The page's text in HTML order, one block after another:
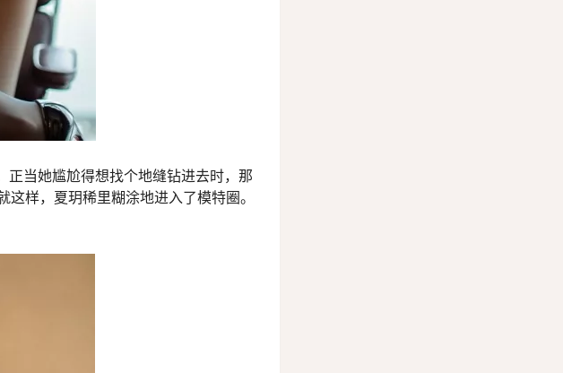
当她尴尬得想找个地缝钻进去时，那
样，夏玥稀里糊涂地进入了模特圈。